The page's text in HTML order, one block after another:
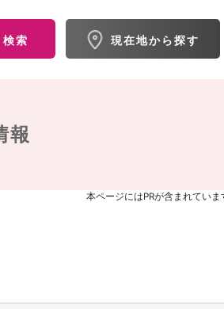
検索 現在地から探す
報
本ページにはPRが含まれていま